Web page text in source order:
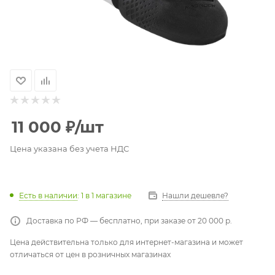
11 000 ₽/шт
Цена указана без учета НДС
Есть в наличии: 1 в 1 магазине Нашли дешевле?
Доставка по РФ — бесплатно, при заказе от 20 000 р.
Цена действительна только для интернет-магазина и может
отличаться от цен в розничных магазинах